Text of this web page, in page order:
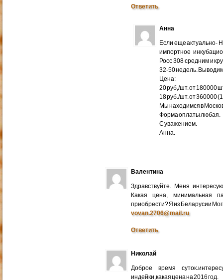
Ответить
Анна
Если еще актуально-
импортное
Росс 308 средним и
32-50 недель.
Цена:
20 руб,/шт. от 180000
18 руб./шт. от 360000
Мы находимся в
Форма оплаты любая.
С уважением.
Анна.
Валентина
Здравствуйте. Меня
Какая цена, минимальная
приобрести? Я из Беларусии
vovan.2706@mail.ru
Ответить
Николай
Доброе время
индейки,какая цена на 2016 год.